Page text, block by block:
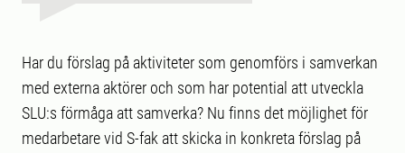
Har du förslag på aktiviteter som genomförs i samverkan
med externa aktörer och som har potential att utveckla
SLU:s förmåga att samverka? Nu finns det möjlighet för
medarbetare vid S-fak att skicka in konkreta förslag på